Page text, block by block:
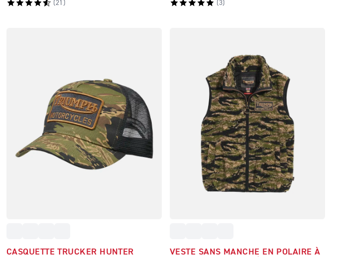
(21 ) (3)
CASQUETTE TRUCKER HUNTER
VESTE SANS MANCHE EN POLAIRE À